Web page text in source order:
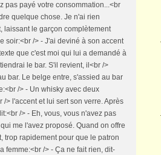
pas payé votre consommation...<br
quelque chose. Je n'ai rien
laissant le garçon complètement
soir:<br /> - J'ai deviné à son accent
que c'est moi qui lui a demandé à
le bar. S'il revient, il<br />
bar. Le belge entre, s'assied au bar
/> - Un whisky avec deux
> l'accent et lui sert son verre. Après
/> - Eh, vous, vous n'avez pas
me l'avez proposé. Quand on offre
trop rapidement pour que le patron
femme:<br /> - Ça ne fait rien, dit-